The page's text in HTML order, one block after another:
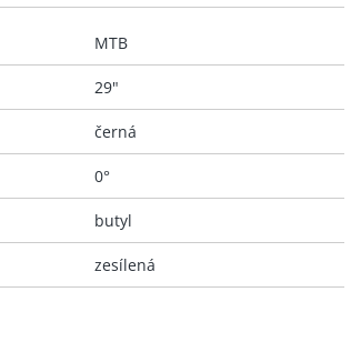
MTB
29"
černá
0°
butyl
zesílená